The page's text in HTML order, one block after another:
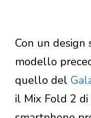
Con un
modello
quello del
il Mix Fold 2 di